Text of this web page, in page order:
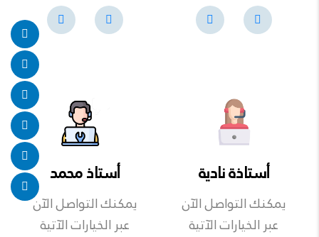
أستاذة نادية
يمكنك التواصل الآن
عبر الخيارات الآتية
أستاذ محمد
يمكنك التواصل الآن
عبر الخيارات الآتية